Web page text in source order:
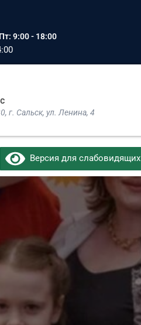
9:00 - 18:00
г. Сальск, ул. Ленина, 4​
Версия для слабовидящих